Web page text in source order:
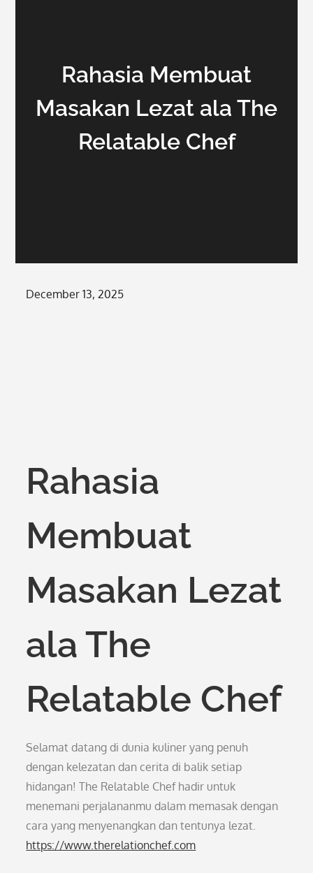
Rahasia Membuat
Masakan Lezat ala The
Relatable Chef
Posted
December 13, 2025
Rahasia
Membuat
Masakan Lezat
ala The
Relatable Chef
Selamat datang di dunia kuliner yang penuh
dengan kelezatan dan cerita di balik setiap
hidangan! The Relatable Chef hadir untuk
menemani perjalananmu dalam memasak dengan
cara yang menyenangkan dan tentunya lezat.
https://www.therelationchef.com